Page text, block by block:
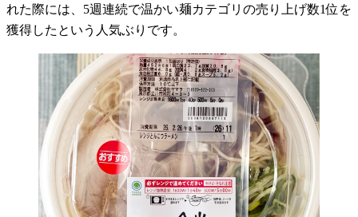
れた際には、5週連続で温かい麺カテゴリの売り上げ数1位を
獲得したという人気ぶりです。